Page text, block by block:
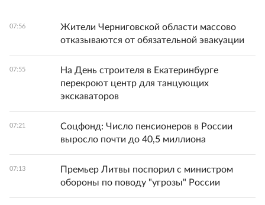
07:56
Жители Черниговской области массово
отказываются от обязательной эвакуации
07:55
На День строителя в Екатеринбурге
перекроют центр для танцующих
экскаваторов
07:21
Соцфонд: Число пенсионеров в России
выросло почти до 40,5 миллиона
07:13
Премьер Литвы поспорил с министром
обороны по поводу "угрозы" России